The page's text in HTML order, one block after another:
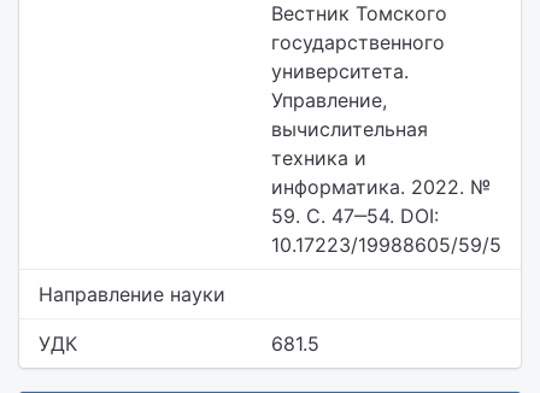
Вестник Томского
государственного
университета.
Управление,
вычислительная
техника и
информатика. 2022. №
59. С. 47‒54. DOI:
10.17223/19988605/59/5
Направление науки
УДК 681.5